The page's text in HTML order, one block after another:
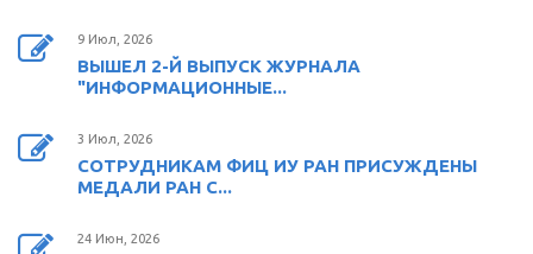
9 Июл, 2026
ВЫШЕЛ 2-Й ВЫПУСК ЖУРНАЛА
"ИНФОРМАЦИОННЫЕ...
3 Июл, 2026
СОТРУДНИКАМ ФИЦ ИУ РАН ПРИСУЖДЕНЫ
МЕДАЛИ РАН С...
24 Июн, 2026